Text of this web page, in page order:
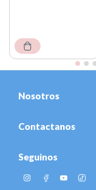
Nosotros
Contactanos
Seguinos